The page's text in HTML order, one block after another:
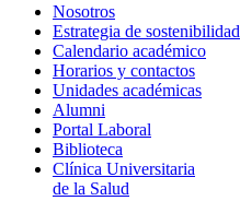
Nosotros
Estrategia de sostenibilidad
Calendario académico
Horarios y contactos
Unidades académicas
Alumni
Portal Laboral
Biblioteca
Clínica Universitaria
de la Salud